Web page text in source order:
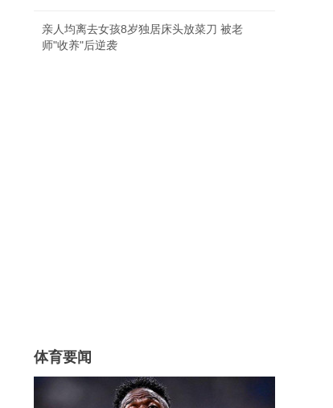
亲人均离去女孩8岁独居床头放菜刀 被老
师"收养"后逆袭
体育要闻